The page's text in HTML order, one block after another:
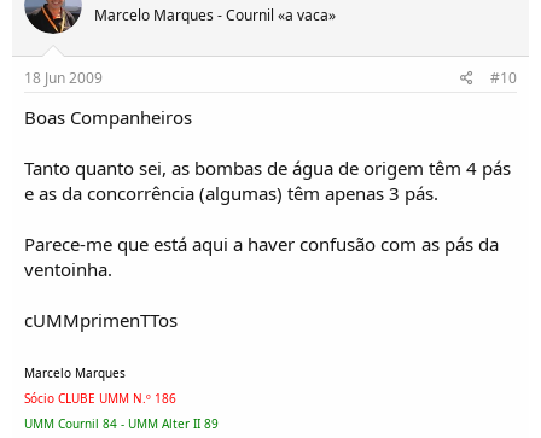
Marcelo Marques - Cournil «a vaca»
18 Jun 2009 #10
Boas Companheiros
Tanto quanto sei, as bombas de água de origem têm 4 pás
e as da concorrência (algumas) têm apenas 3 pás.
Parece-me que está aqui a haver confusão com as pás da
ventoinha.
cUMMprimenTTos
Marcelo Marques
Sócio CLUBE UMM N.º 186
UMM Cournil 84 - UMM Alter II 89